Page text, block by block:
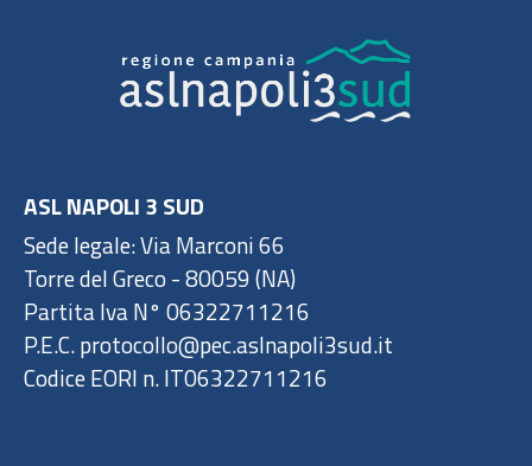
ASL NAPOLI 3 SUD
Sede legale: Via Marconi 66
Torre del Greco - 80059 (NA)
Partita Iva N° 06322711216
P.E.C. protocollo@pec.aslnapoli3sud.it
Codice EORI n. IT06322711216